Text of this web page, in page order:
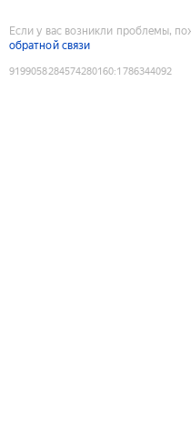
Если у вас возникли проблемы,
обратной связи
9199058284574280160:1786344092